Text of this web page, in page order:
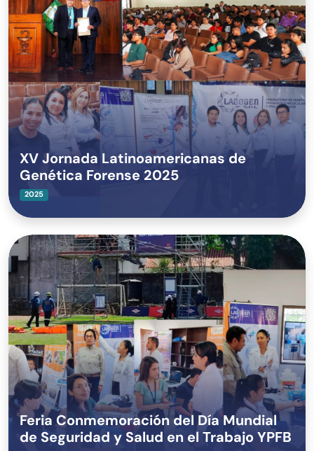
XV Jornada Latinoamericanas de
Genética Forense 2025
2025
Feria Conmemoración del Día Mundial
de Seguridad y Salud en el Trabajo YPFB